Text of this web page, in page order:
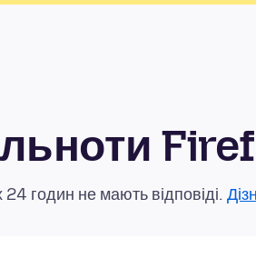
годин не мають відповіді.